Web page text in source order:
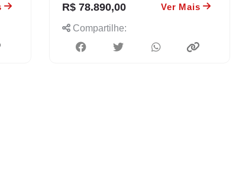
R$ 78.890,00 Ver Mais
Compartilhe: